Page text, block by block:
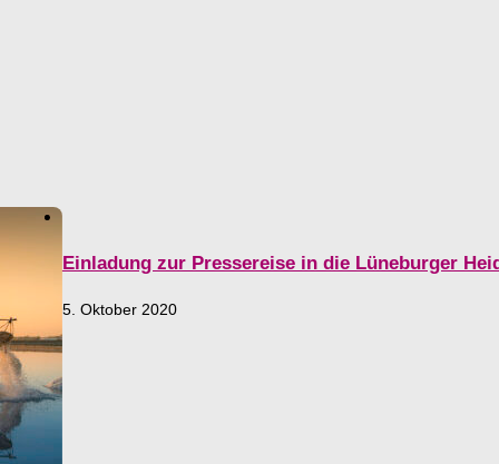
Einladung zur Pressereise in die Lüneburger
5. Oktober 2020